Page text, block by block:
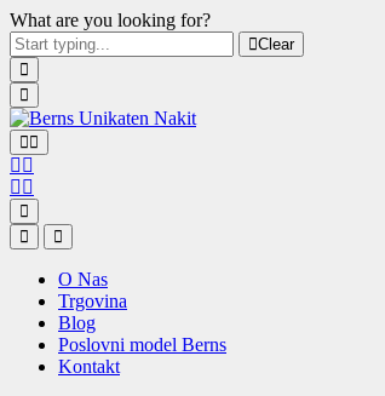
What are you looking for?
Clear
O Nas
Trgovina
Blog
Poslovni model Berns
Kontakt